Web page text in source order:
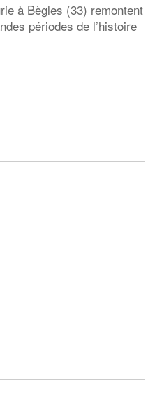
à Bègles (33) remontent
périodes de l’histoire